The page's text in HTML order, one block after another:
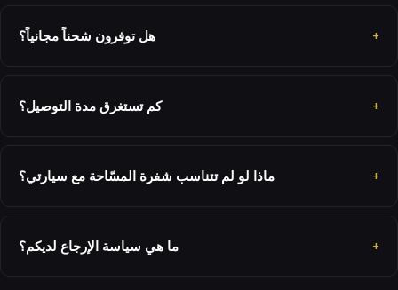
هل توفرون شحناً مجانياً؟
كم تستغرق مدة التوصيل؟
ماذا لو لم تتناسب شفرة المسّاحة مع سيارتي؟
ما هي سياسة الإرجاع لديكم؟